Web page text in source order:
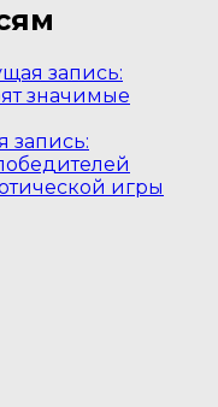
запись:
значимые
запись:
игры